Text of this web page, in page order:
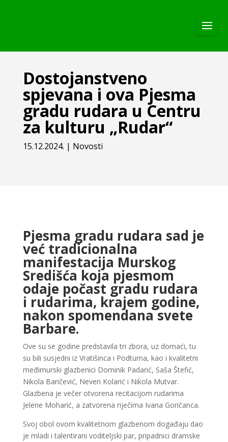
Dostojanstveno
spjevana i ova Pjesma
gradu rudara u Centru
za kulturu „Rudar“
15.12.2024. | Novosti
Pjesma gradu rudara sad je
već tradicionalna
manifestacija Murskog
Središća koja pjesmom
odaje počast gradu rudara
i rudarima, krajem godine,
nakon spomendana svete
Barbare.
Ove su se godine predstavila tri zbora, uz domaći, tu
su bili susjedni iz Vratišinca i Podturna, kao i kvalitetni
međimurski glazbenici Dominik Padarić, Saša Štefić,
Nikola Baričević, Neven Kolarić i Nikola Mutvar.
Glazbena je večer otvorena recitacijom rudarima
Jelene Moharić, a zatvorena riječima Ivana Goričanca.
Svoj obol ovom kvalitetnom glazbenom događaju dao
je mladi i talentirani voditeljski par, pripadnici dramske